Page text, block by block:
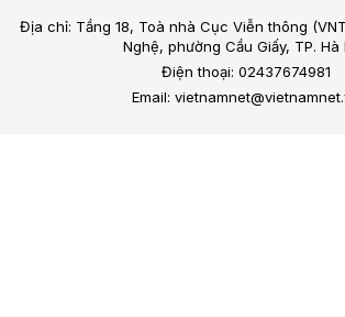
Địa chỉ: Tầng 18, Toà nhà Cục Viễn thông
Nghệ, phường Cầu Giấy, TP. Hà
Điện thoại: 02437674981
Email: